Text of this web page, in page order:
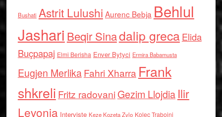
Bushati Astrit Lulushi Aurenc Bebja Behlul
Jashari Beqir Sinadalip grecaElida
Buçpapaj Elmi Berisha Enver Bytyci Ermira Babamusta
Eugjen MerlikaFahri Xharra Frank
shkreli Fritz radovaniGezim Llojdia Ilir
Levonja Interviste Keze Kozeta Zylo Kolec Traboini